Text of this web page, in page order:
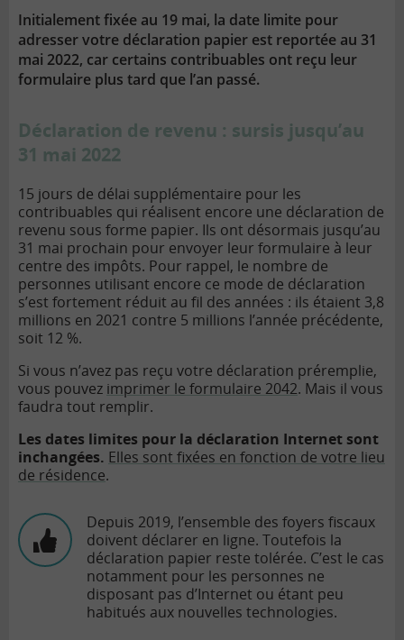
Initialement fixée au 19 mai, la date limite pour
adresser votre déclaration papier est reportée au 31
mai 2022, car certains contribuables ont reçu leur
formulaire plus tard que l’an passé.
Déclaration de revenu : sursis jusqu’au
31 mai 2022
15 jours de délai supplémentaire pour les
contribuables qui réalisent encore une déclaration de
revenu sous forme papier. Ils ont désormais jusqu’au
31 mai prochain pour envoyer leur formulaire à leur
centre des impôts. Pour rappel, le nombre de
personnes utilisant encore ce mode de déclaration
s’est fortement réduit au fil des années : ils étaient 3,8
millions en 2021 contre 5 millions l’année précédente,
soit 12 %.
Si vous n’avez pas reçu votre déclaration préremplie,
vous pouvez imprimer le formulaire 2042. Mais il vous
faudra tout remplir.
Les dates limites pour la déclaration Internet sont
inchangées. Elles sont fixées en fonction de votre lieu
de résidence.
Depuis 2019, l’ensemble des foyers fiscaux
doivent déclarer en ligne. Toutefois la
déclaration papier reste tolérée. C’est le cas
notamment pour les personnes ne
disposant pas d’Internet ou étant peu
habitués aux nouvelles technologies.